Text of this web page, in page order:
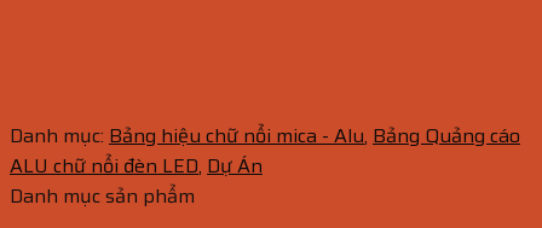
Danh mục: Bảng hiệu chữ nổi mica - Alu, Bảng Quảng cáo
ALU chữ nổi đèn LED, Dự Án
Danh mục sản phẩm